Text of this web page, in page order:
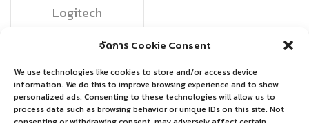
จัดการ Cookie Consent
We use technologies like cookies to store and/or access device
information. We do this to improve browsing experience and to show
personalized ads. Consenting to these technologies will allow us to
process data such as browsing behavior or unique IDs on this site. Not
Logitech
หยิบใส่ตะกร้า